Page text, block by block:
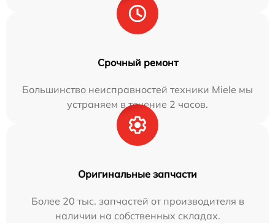
Срочный ремонт
Большинство неисправностей техники Miele мы
устраняем в течение 2 часов.
Оригинальные запчасти
Более 20 тыс. запчастей от производителя в
наличии на собственных складах.